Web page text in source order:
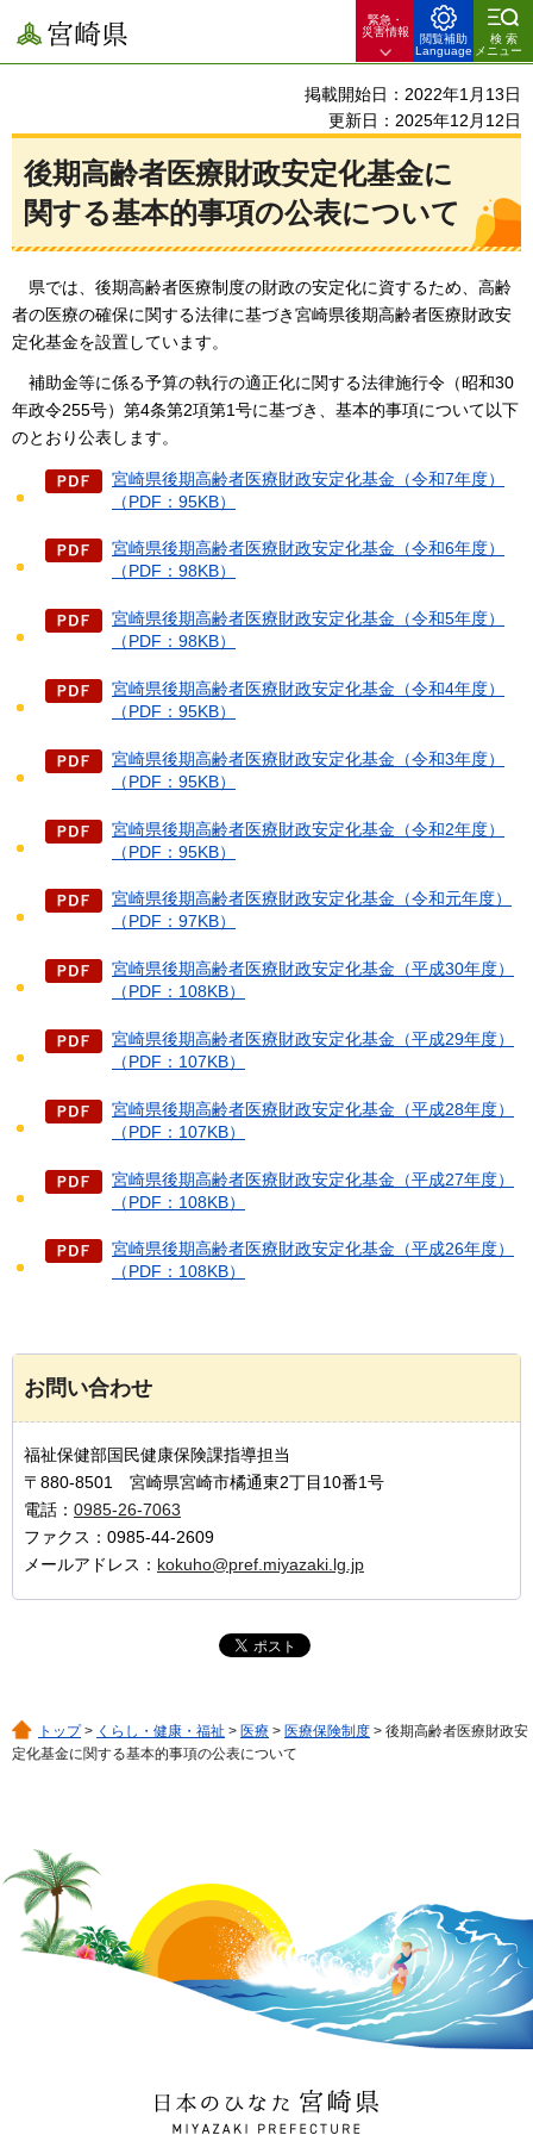
宮崎県
緊急・
災害情報
閲覧補助
Language
検索
メニュー
掲載開始日：2022年1月13日
更新日：2025年12月12日
後期高齢者医療財政安定化基金に
関する基本的事項の公表について
県では、後期高齢者医療制度の財政の安定化に資するため、高齢
者の医療の確保に関する法律に基づき宮崎県後期高齢者医療財政安
定化基金を設置しています。
補助金等に係る予算の執行の適正化に関する法律施行令（昭和30
年政令255号）第4条第2項第1号に基づき、基本的事項について以下
のとおり公表します。
宮崎県後期高齢者医療財政安定化基金（令和7年度）
（PDF：95KB）
宮崎県後期高齢者医療財政安定化基金（令和6年度）
（PDF：98KB）
宮崎県後期高齢者医療財政安定化基金（令和5年度）
（PDF：98KB）
宮崎県後期高齢者医療財政安定化基金（令和4年度）
（PDF：95KB）
宮崎県後期高齢者医療財政安定化基金（令和3年度）
（PDF：95KB）
宮崎県後期高齢者医療財政安定化基金（令和2年度）
（PDF：95KB）
宮崎県後期高齢者医療財政安定化基金（令和元年度）
（PDF：97KB）
宮崎県後期高齢者医療財政安定化基金（平成30年度）
（PDF：108KB）
宮崎県後期高齢者医療財政安定化基金（平成29年度）
（PDF：107KB）
宮崎県後期高齢者医療財政安定化基金（平成28年度）
（PDF：107KB）
宮崎県後期高齢者医療財政安定化基金（平成27年度）
（PDF：108KB）
宮崎県後期高齢者医療財政安定化基金（平成26年度）
（PDF：108KB）
お問い合わせ
福祉保健部国民健康保険課指導担当
〒880-8501 宮崎県宮崎市橘通東2丁目10番1号
電話： 0985-26-7063
ファクス：0985-44-2609
メールアドレス： kokuho@pref.miyazaki.lg.jp
トップ> くらし・健康・福祉 > 医療 > 医療保険制度 > 後期高齢者医療財政安
定化基金に関する基本的事項の公表について
日本のひなた 宮崎県
MIYAZAKI PREFECTURE